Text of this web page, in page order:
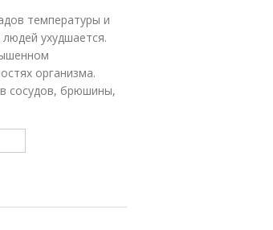
температуры и
ухудшается.
организма.
сосудов, брюшины,